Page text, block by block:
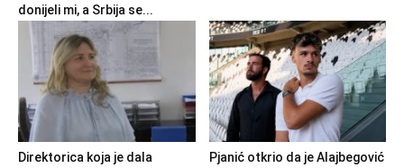
donijeli mi, a Srbija se...
Direktorica koja je dala
Pjanić otkrio da je Alajbegović